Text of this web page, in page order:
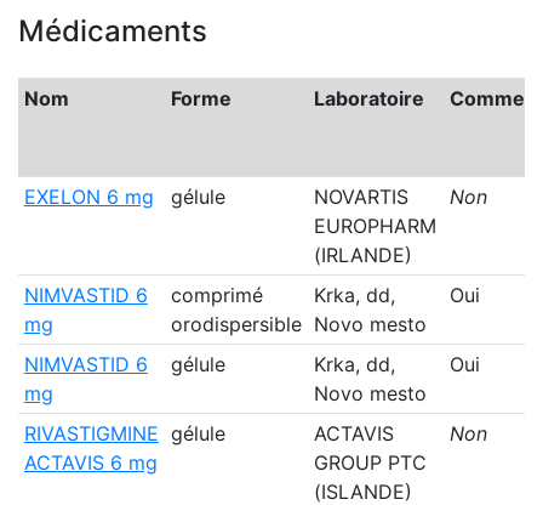
Médicaments
Nom Forme Laboratoire
EXELON 6 mg gélule
NOVARTIS
EUROPHARM
(IRLANDE)
Non
NIMVASTID 6
mg
comprimé
orodispersible
Krka, dd,
Novo mesto
Oui
NIMVASTID 6
mg
gélule
Krka, dd,
Novo mesto
Oui
RIVASTIGMINE
ACTAVIS 6 mg
gélule
ACTAVIS
GROUP PTC
(ISLANDE)
Non